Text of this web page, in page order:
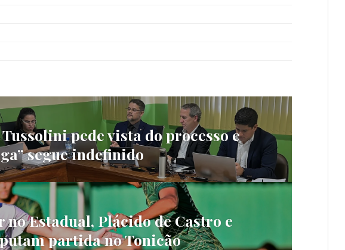
pede vista do processo e
segue indefinido
no Estadual, Plácido de Castro e
partida no Tonicão